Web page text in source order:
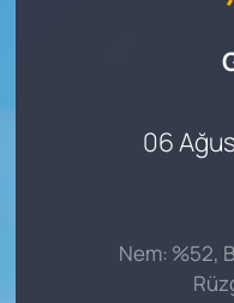
06
Nem: %52,